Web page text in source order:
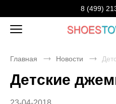
8 (499)
Главная Новости
Детские